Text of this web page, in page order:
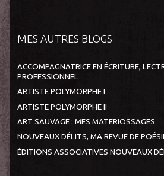
MES AUTRES BLOGS
ACCOMPAGNATRICE EN ÉCRITURE,
PROFESSIONNEL
ARTISTE POLYMORPHE I
ARTISTE POLYMORPHE II
ART SAUVAGE : MES MATERIOSSAGES
NOUVEAUX DÉLITS, MA REVUE DE
ÉDITIONS ASSOCIATIVES NOUVEAUX